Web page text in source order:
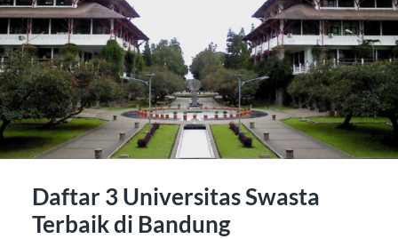
Daftar 3 Universitas Swasta
Terbaik di Bandung